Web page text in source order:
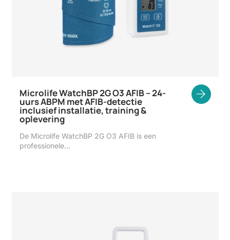
Microlife WatchBP 2G O3 AFIB – 24-
uurs ABPM met AFIB-detectie
inclusief installatie, training &
oplevering
De Microlife WatchBP 2G O3 AFIB is een
professionele…